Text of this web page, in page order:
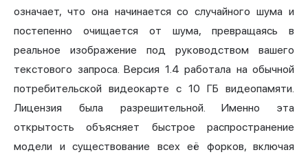
означает, что она начинается со случайного шума и
постепенно очищается от шума, превращаясь в
реальное изображение под руководством вашего
текстового запроса. Версия 1.4 работала на обычной
потребительской видеокарте с 10 ГБ видеопамяти.
Лицензия была разрешительной. Именно эта
открытость объясняет быстрое распространение
модели и существование всех её форков, включая